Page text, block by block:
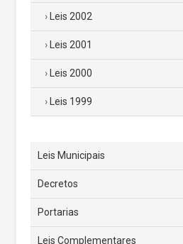
Leis 2002
Leis 2001
Leis 2000
Leis 1999
Leis Municipais
Decretos
Portarias
Leis Complementares